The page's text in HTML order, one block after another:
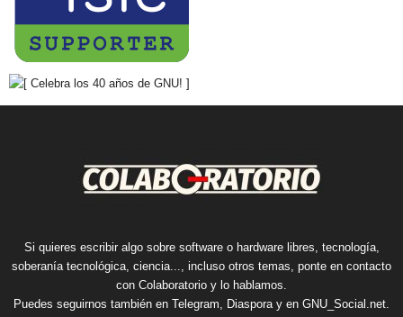
Si quieres escribir algo sobre software o hardware libres, tecnología,
soberanía tecnológica, ciencia..., incluso otros temas, ponte en contacto
con Colaboratorio y lo hablamos.
Puedes seguirnos también en Telegram, Diasporay en GNU_Social.net.